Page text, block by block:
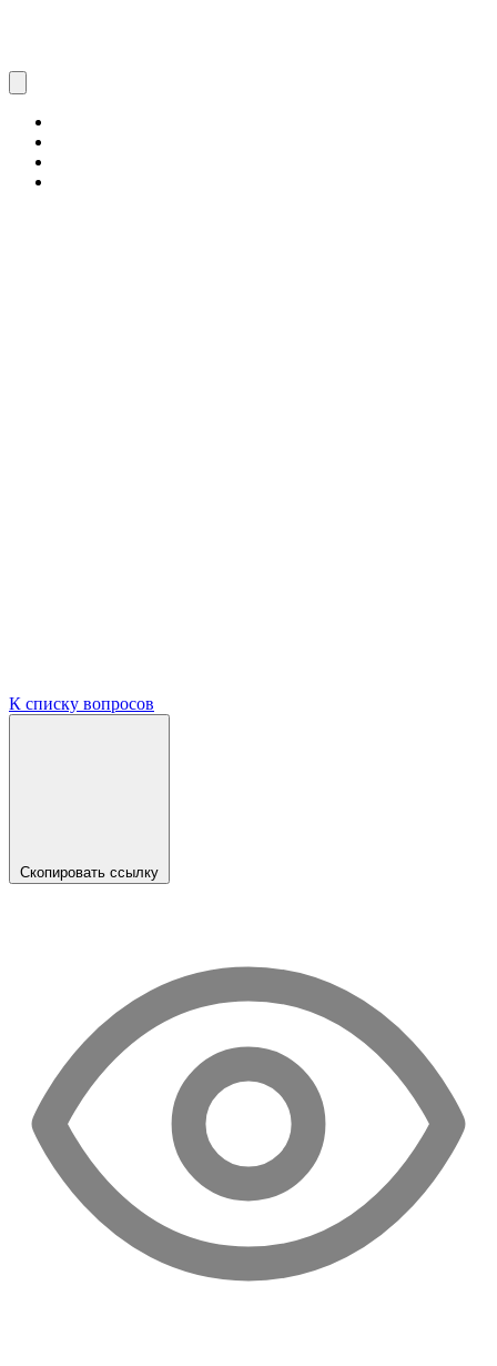
К списку вопросов
Скопировать ссылку